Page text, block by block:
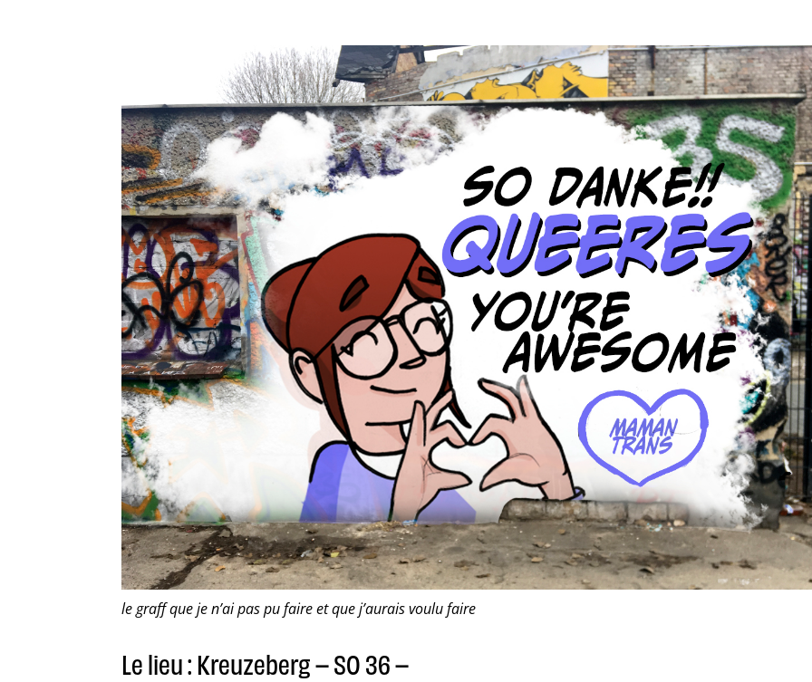
le graff que je n’ai pas pu faire et que j’aurais voulu faire
Le lieu : Kreuzeberg – SO 36 –